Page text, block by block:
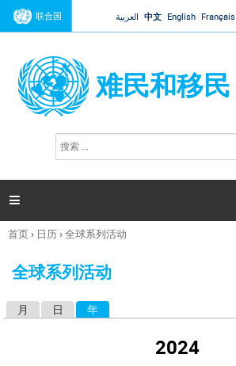
Jump to navigation
联合国 العربية 中文 English Français
难民和移民
搜
索

你
这
首页› 日历›全球系列活动
全球系列活动
月 日 年
2024